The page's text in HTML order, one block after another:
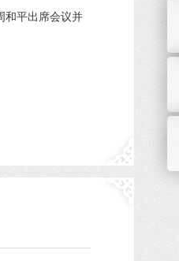
和平出席会议并